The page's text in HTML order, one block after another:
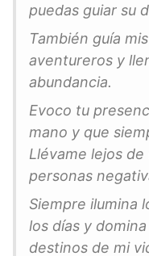
puedas guiar su
También guía
aventureros y
abundancia.
Evoco tu
mano y que
Llévame lejos
personas
Siempre ilumina
los días y
destinos de mi